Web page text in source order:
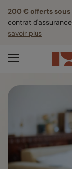
200 € offerts
contrat
savoir plus